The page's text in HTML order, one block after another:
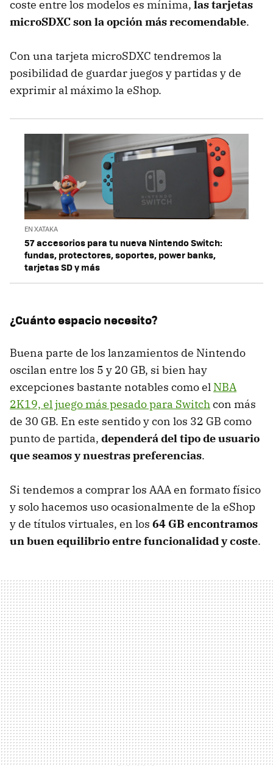
coste entre los modelos es mínima, las tarjetas
microSDXC son la opción más recomendable.
Con una tarjeta microSDXC tendremos la
posibilidad de guardar juegos y partidas y de
exprimir al máximo la eShop.
EN XATAKA
57 accesorios para tu nueva Nintendo Switch:
fundas, protectores, soportes, power banks,
tarjetas SD y más
¿Cuánto espacio necesito?
Buena parte de los lanzamientos de Nintendo
oscilan entre los 5 y 20 GB, si bien hay
excepciones bastante notables como el NBA
2K19, el juego más pesado para Switchcon más
de 30 GB. En este sentido y con los 32 GB como
punto de partida, dependerá del tipo de usuario
que seamos y nuestras preferencias.
Si tendemos a comprar los AAA en formato físico
y solo hacemos uso ocasionalmente de la eShop
y de títulos virtuales, en los 64 GB encontramos
un buen equilibrio entre funcionalidad y coste.